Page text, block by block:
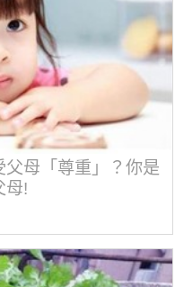
母「尊重」？你是
母!